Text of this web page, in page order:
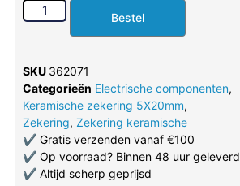
Bestel
SKU 362071
Categorieën Electrische componenten,
Keramische zekering 5X20mm,
Zekering, Zekering keramische
✔Gratis verzenden vanaf €100
✔Op voorraad? Binnen 48 uur geleverd
✔Altijd scherp geprijsd